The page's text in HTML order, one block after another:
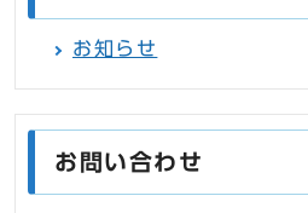
お知らせ
お問い合わせ